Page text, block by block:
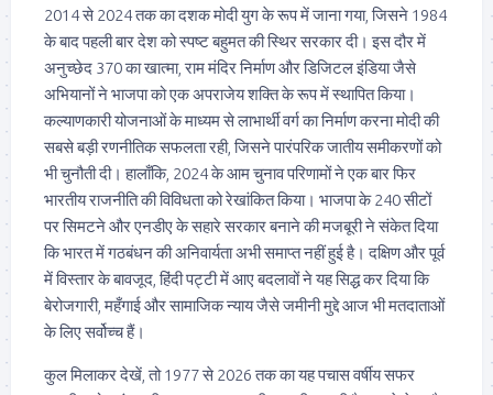
2014 से 2024 तक का दशक मोदी युग के रूप में जाना गया, जिसने 1984
के बाद पहली बार देश को स्पष्ट बहुमत की स्थिर सरकार दी। इस दौर में
अनुच्छेद 370 का खात्मा, राम मंदिर निर्माण और डिजिटल इंडिया जैसे
अभियानों ने भाजपा को एक अपराजेय शक्ति के रूप में स्थापित किया।
कल्याणकारी योजनाओं के माध्यम से लाभार्थी वर्ग का निर्माण करना मोदी की
सबसे बड़ी रणनीतिक सफलता रही, जिसने पारंपरिक जातीय समीकरणों को
भी चुनौती दी। हालाँकि, 2024 के आम चुनाव परिणामों ने एक बार फिर
भारतीय राजनीति की विविधता को रेखांकित किया। भाजपा के 240 सीटों
पर सिमटने और एनडीए के सहारे सरकार बनाने की मजबूरी ने संकेत दिया
कि भारत में गठबंधन की अनिवार्यता अभी समाप्त नहीं हुई है। दक्षिण और पूर्व
में विस्तार के बावजूद, हिंदी पट्टी में आए बदलावों ने यह सिद्ध कर दिया कि
बेरोजगारी, महँगाई और सामाजिक न्याय जैसे जमीनी मुद्दे आज भी मतदाताओं
के लिए सर्वोच्च हैं।
कुल मिलाकर देखें, तो 1977 से 2026 तक का यह पचास वर्षीय सफर